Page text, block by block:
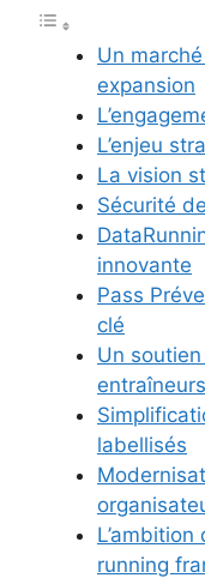
Un
expansion
L’enjeu
La vision
Sécurité
innovante
Pass
clé
Un
entraîneurs
labellisés
running